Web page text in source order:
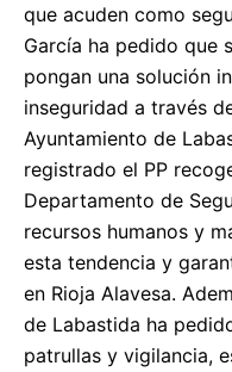
que acuden como
García ha pedido que
pongan una solución
inseguridad a través
Ayuntamiento de
registrado el PP
Departamento de
recursos humanos y
esta tendencia y
en Rioja Alavesa.
de Labastida ha
patrullas y vigilancia,